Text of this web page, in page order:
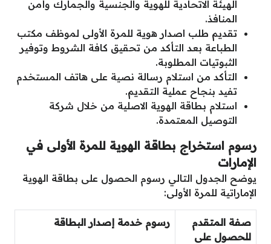
الهيئة الاتحادية للهوية والجنسية والجمارك وأمن
المنافذ.
تقديم طلب اصدار هوية للمرة الأولى لموظف مكتب
الطباعة بعد التأكد من تحقيق كافة الشروط وتوفير
الثبوتيات المطلوبة.
التأكد من استلام رسالة نصية على هاتف المستخدم
تفيد بنجاح عملية التقديم.
استلام بطاقة الهوية الاصلية من خلال شركة
التوصيل المعتمدة.
رسوم استخراج بطاقة الهوية للمرة الأولى في
الإمارات
يوضح الجدول التالي رسوم الحصول على بطاقة الهوية
الإماراتية للمرة الأولى:
صفة المتقدم
للحصول على
رسوم خدمة إصدار البطاقة